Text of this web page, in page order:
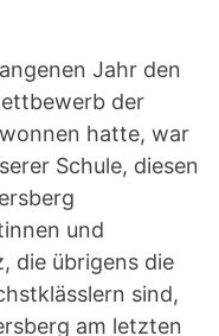
Jahr den
der
hatte, war
Schule, diesen
und
die übrigens die
sind,
am letzten